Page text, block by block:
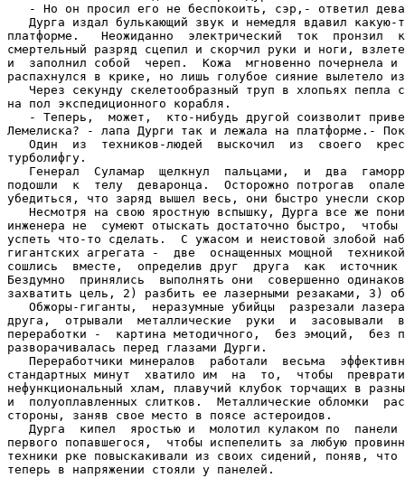
- Но он просил его не беспокоить, сэр,- ответил
Дурга издал булькающий звук и немедля вдавил какую-
платформе.   Неожиданно  электрический  ток  пронзил
смертельный разряд сцепил и скорчил руки и ноги,
и  заполнил собой  череп.  Кожа  мгновенно почернела
распахнулся в крике, но лишь голубое сияние вылетело
Через секунду скелетообразный труп в хлопьях пепла
на пол экспедиционного корабля.
- Теперь,  может,  кто-нибудь другой соизволит
Лемелиска? - лапа Дурги так и лежала на платформе.-
Один  из  техников-людей  выскочил  из  своего
турболифгу.
Генерал  Суламар  щелкнул  пальцами,  и  два
подошли  к  телу  деваронца.  Осторожно потрогав
убедиться, что заряд вышел весь, они быстро унесли
Несмотря на свою яростную вспышку, Дурга все же
инженера не  сумеют отыскать достаточно быстро,
успеть что-то сделать.  С ужасом и неистовой злобой
гигантских агрегата -  две  оснащенных мощной
сошлись  вместе,  определив друг  друга  как  источник
Бездумно  принялись  выполнять они  совершенно
захватить цель, 2) разбить ее лазерными резаками, 3)
Обжоры-гиганты,  неразумные убийцы  разрезали
друга,  отрывали  металлические  руки  и  засовывали
переработки -  картина методичного,  без эмоций,  без
разворачивалась перед глазами Дурги.
Переработчики минералов  работали  весьма
стандартных минут  хватило им  на  то,  чтобы
нефункциональный хлам, плавучий клубок торчащих в
и  полуоплавленных слитков.  Металлические обломки
стороны, заняв свое место в поясе астероидов.
Дурга  кипел  яростью и  молотил кулаком по  панели
первого попавшегося,  чтобы испепелить за любую
техники рке повыскакивали из своих сидений, поняв,
теперь в напряжении стояли у панелей.